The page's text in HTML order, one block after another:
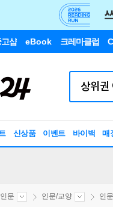
고샵 eBook 크레마클럽
신상품 이벤트 바이백 매
인문 인문/교양 인